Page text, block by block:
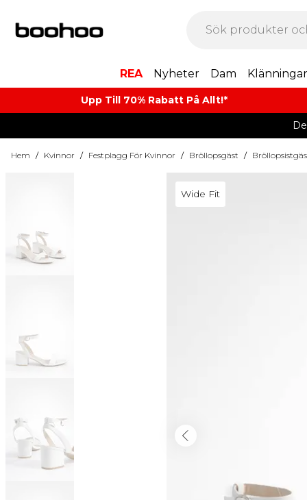
REA Nyheter Dam Klänningar
Upp Till 70% Rabatt På Allt!*
Hem / Kvinnor / Festplagg För Kvinnor / Bröllopsgäst /
Wide Fit